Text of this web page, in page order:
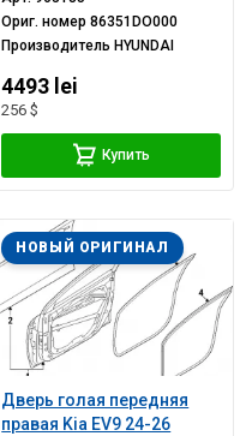
Ориг. номер86351DO000
ПроизводительHYUNDAI
4493 lei
256 $
Купить
Дверь голая передняя
правая Kia EV9 24-26
НОВЫЙ ОРИГИНАЛ